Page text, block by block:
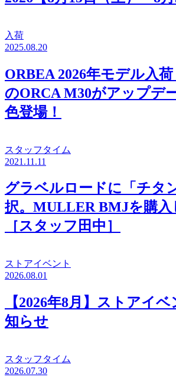
入荷
2025.08.20
ORBEA 2026年モデル入
のORCA M30がアップデ
色登場！
スタッフタイム
2021.11.11
グラベルロードに「チタ
択。MULLER BMJを購入
［スタッフ田中］
ストアイベント
2026.08.01
【2026年8月】ストアイ
知らせ
スタッフタイム
2026.07.30